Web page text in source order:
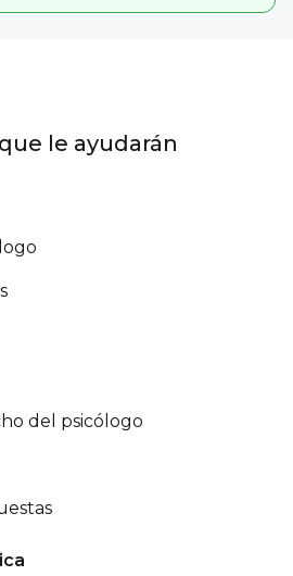
le ayudarán
del psicólogo